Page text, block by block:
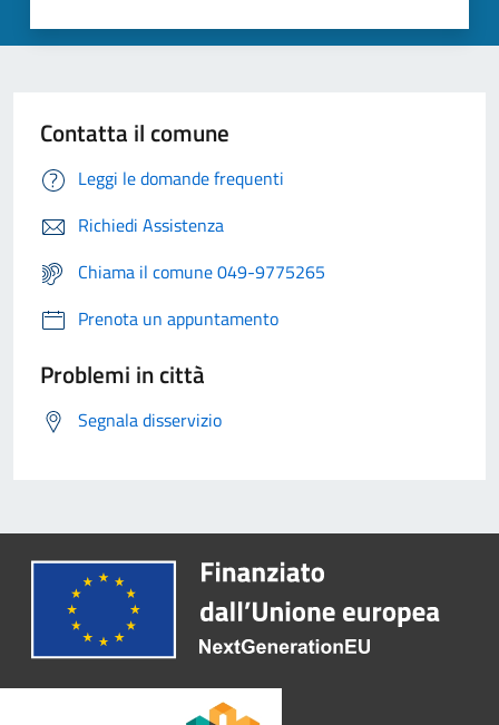
Contatta il comune
Leggi le domande frequenti
Richiedi Assistenza
Chiama il comune 049-9775265
Prenota un appuntamento
Problemi in città
Segnala disservizio